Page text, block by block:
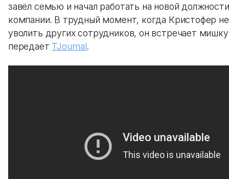
завёл семью и начал работать на новой
компании. В трудный момент, когда Кристофер не
уволить других сотрудников, он встречает
передает TJournal.